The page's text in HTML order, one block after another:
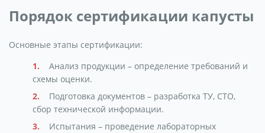
Порядок сертификации капусты
Основные этапы сертификации:
Анализ продукции – определение требований и
схемы оценки.
Подготовка документов – разработка ТУ, СТО,
сбор технической информации.
Испытания – проведение лабораторных